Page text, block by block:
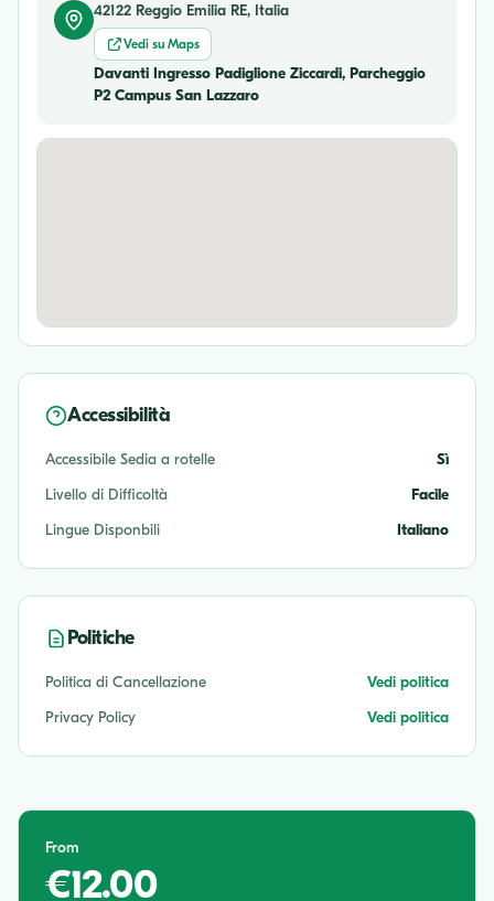
42122 Reggio Emilia RE, Italia
Vedi su Maps
Davanti Ingresso Padiglione Ziccardi, Parcheggio
P2 Campus San Lazzaro
Accessibilità
Accessibile Sedia a rotelle
Sì
Livello di Difficoltà
Facile
Lingue Disponbili
Italiano
Politiche
Politica di Cancellazione
Vedi politica
Privacy Policy
Vedi politica
From
€12.00